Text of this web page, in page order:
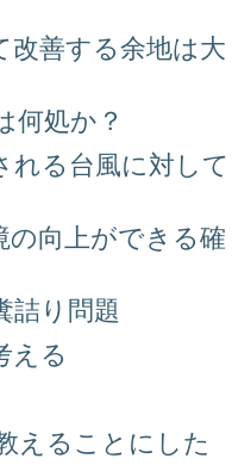
改善する余地は大
何処か？
れる台風に対して
の向上ができる確
詰り問題
える
えることにした